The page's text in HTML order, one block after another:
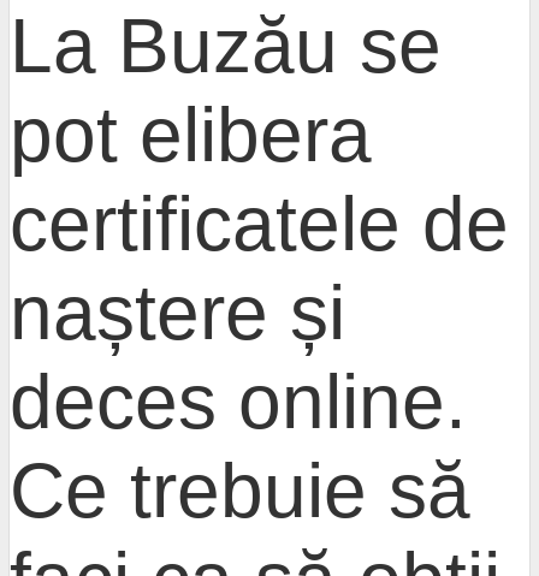
La Buzău se
pot elibera
certificatele de
naștere și
deces online.
Ce trebuie să